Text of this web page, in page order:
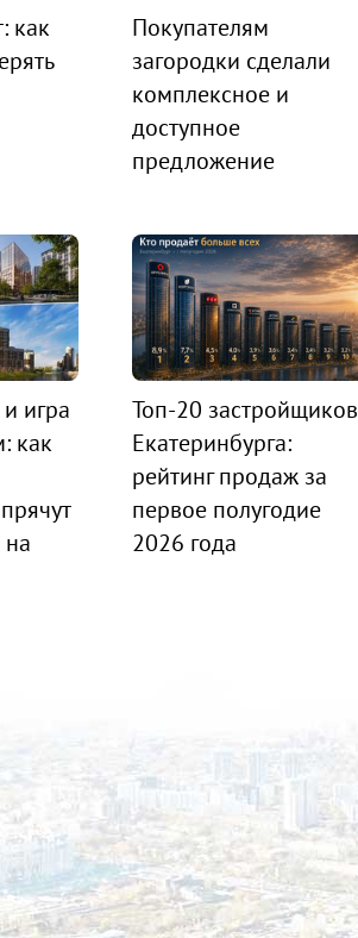
как
Покупателям
загородки сделали
комплексное и
доступное
предложение
игра
как
Топ-20 застройщиков
Екатеринбурга:
рейтинг продаж за
первое полугодие
2026 года